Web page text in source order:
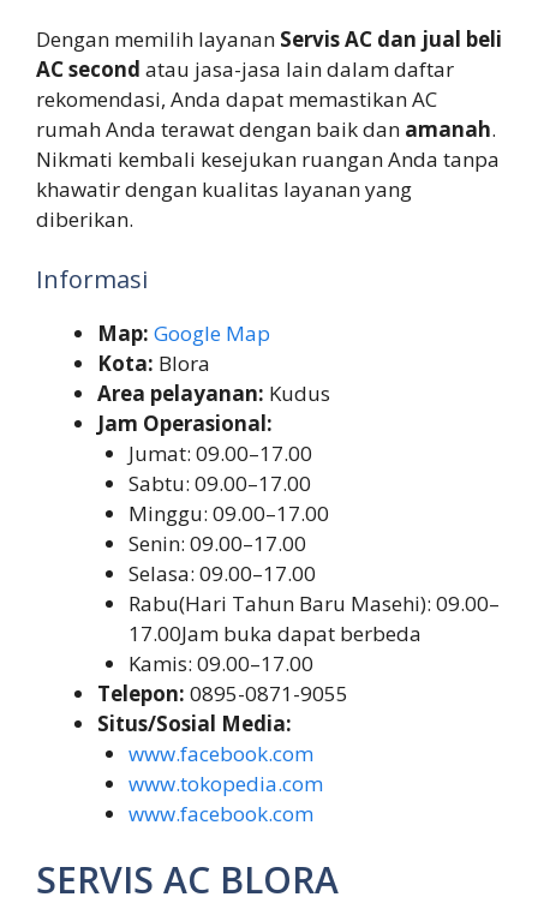
Dengan memilih layanan Servis AC dan jual beli
AC second atau jasa-jasa lain dalam daftar
rekomendasi, Anda dapat memastikan AC
rumah Anda terawat dengan baik dan amanah.
Nikmati kembali kesejukan ruangan Anda tanpa
khawatir dengan kualitas layanan yang
diberikan.
Informasi
Map: Google Map
Kota: Blora
Area pelayanan: Kudus
Jam Operasional:
Jumat: 09.00–17.00
Sabtu: 09.00–17.00
Minggu: 09.00–17.00
Senin: 09.00–17.00
Selasa: 09.00–17.00
Rabu(Hari Tahun Baru Masehi): 09.00–
17.00Jam buka dapat berbeda
Kamis: 09.00–17.00
Telepon: 0895-0871-9055
Situs/Sosial Media:
www.facebook.com
www.tokopedia.com
www.facebook.com
SERVIS AC BLORA